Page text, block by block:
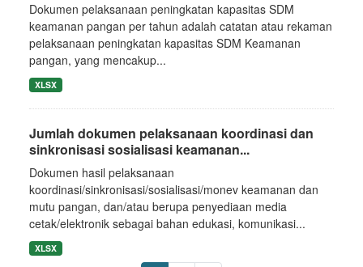
Dokumen pelaksanaan peningkatan kapasitas SDM
keamanan pangan per tahun adalah catatan atau rekaman
pelaksanaan peningkatan kapasitas SDM Keamanan
pangan, yang mencakup...
XLSX
Jumlah dokumen pelaksanaan koordinasi dan
sinkronisasi sosialisasi keamanan...
Dokumen hasil pelaksanaan
koordinasi/sinkronisasi/sosialisasi/monev keamanan dan
mutu pangan, dan/atau berupa penyediaan media
cetak/elektronik sebagai bahan edukasi, komunikasi...
XLSX